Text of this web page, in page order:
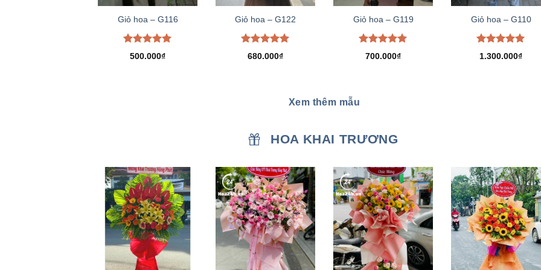
Giỏ hoa – G116
Được xếp
hạng5.00
500.000₫
Giỏ hoa – G122
Được xếp
hạng5.00
680.000₫
Giỏ hoa – G119
Được xếp
hạng5.00
700.000₫
Giỏ hoa – G110
Được xếp
hạng5.00
1.300.000₫
Xem thêm mẫu
HOA KHAI TRƯƠNG